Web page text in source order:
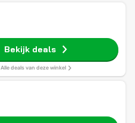
Bekijk deals
Alle deals van deze winkel